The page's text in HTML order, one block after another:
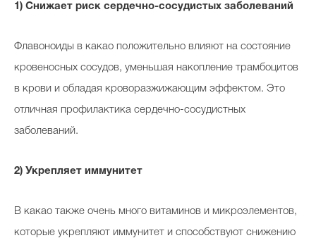
1) Снижает риск сердечно-сосудистых заболеваний
Флавоноиды в какао положительно влияют на состояние
кровеносных сосудов, уменьшая накопление трамбоцитов
в крови и обладая кроворазжижающим эффектом. Это
отличная профилактика сердечно-сосудистных
заболеваний.
2) Укрепляет иммунитет
В какао также очень много витаминов и микроэлементов,
которые укрепляют иммунитет и способствуют снижению